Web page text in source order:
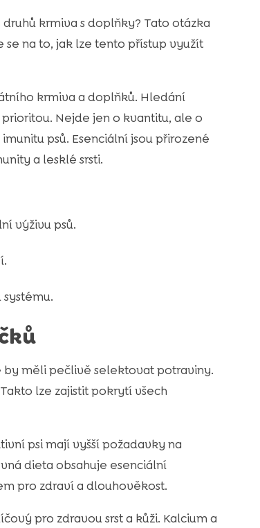
krmiva s doplňky? Tato otázka
na to, jak lze tento přístup využít
krmiva a doplňků. Hledání
Nejde jen o kvantitu, ale o
psů. Esenciální jsou přirozené
a lesklé srsti.
výživu psů.
by měli pečlivě selektovat potraviny.
lze zajistit pokrytí všech
psi mají vyšší požadavky na
dieta obsahuje esenciální
pro zdraví a dlouhověkost.
pro zdravou srst a kůži. Kalcium a